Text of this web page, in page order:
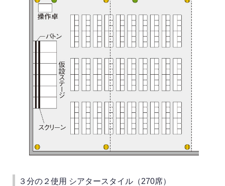
３分の２使用 シアタースタイル（270席）